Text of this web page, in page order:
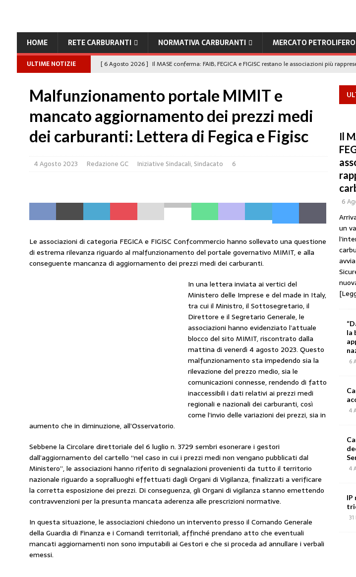
HOME RETE CARBURANTI NORMATIVA CARBURANTI MERCATO PETROLIFERO
ULTIME NOTIZIE [ 6 Agosto 2026 ] Il MASE conferma: FAIB, FEGICA e FIGISC restano le associazioni più
[ 6 Agosto 2026 ] “Da ‘Qui ci puoi fare anche benzina’ a ‘Qui la benzina non c’è’:
Enilive diventa nazionale” EDITORIALI
[ 4 Agosto 2026 ]
Caro Carburanti, prorogato il taglio accise fino al 25 agosto
MERCATO
Carburanti, Sperduto (FAIB): «Il prezzo lo decidono le compagnie, non i
amministrato» MERCATO PREZZI CARBURANTI
IP rinnova l’accordo con i gestori: intesa triennale firmata con Faib, Fegica
Carburanti, i sindacati al Mimit: “I gestori non decidono i prezzi. Basta
[ 29 Luglio 2026 ] Taglio delle accise, il prezzo è libero: i controlli non diventino una
MERCATO PREZZI CARBURANTI
CARBURANTI. CONTROLLI SUI PRODOTTI ADULTERATI: ALTRA
Malfunzionamento portale MIMIT e
mancato aggiornamento dei prezzi medi
dei carburanti: Lettera di Fegica e Figisc
4 Agosto 2023 Redazione GC Iniziative Sindacali, Sindacato 6
Le associazioni di categoria FEGICA e FIGISC Confcommercio hanno sollevato una questione
di estrema rilevanza riguardo al malfunzionamento del portale governativo MIMIT, e alla
conseguente mancanza di aggiornamento dei prezzi medi dei carburanti.
In una lettera inviata ai vertici del
Ministero delle Imprese e del made in Italy,
tra cui il Ministro, il Sottosegretario, il
Direttore e il Segretario Generale, le
associazioni hanno evidenziato l’attuale
blocco del sito MIMIT, riscontrato dalla
mattina di venerdì 4 agosto 2023. Questo
malfunzionamento sta impedendo sia la
rilevazione del prezzo medio, sia le
comunicazioni connesse, rendendo di fatto
inaccessibili i dati relativi ai prezzi medi
regionali e nazionali dei carburanti, così
come l’invio delle variazioni dei prezzi, sia in
aumento che in diminuzione, all’Osservatorio.
Sebbene la Circolare direttoriale del 6 luglio n. 3729 sembri esonerare i gestori
dall’aggiornamento del cartello “nel caso in cui i prezzi medi non vengano pubblicati dal
Ministero”, le associazioni hanno riferito di segnalazioni provenienti da tutto il territorio
nazionale riguardo a sopralluoghi effettuati dagli Organi di Vigilanza, finalizzati a verificare
la corretta esposizione dei prezzi. Di conseguenza, gli Organi di vigilanza stanno emettendo
contravvenzioni per la presunta mancata aderenza alle prescrizioni normative.
In questa situazione, le associazioni chiedono un intervento presso il Comando Generale
della Guardia di Finanza e i Comandi territoriali, affinché prendano atto che eventuali
mancati aggiornamenti non sono imputabili ai Gestori e che si proceda ad annullare i verbali
emessi.
Il
6
un
la
6
4
4
IP